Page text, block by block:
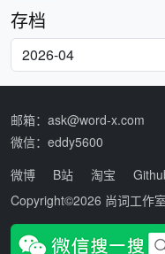
存档
邮箱：ask@word-x.com
微信：eddy5600
微博
B站 淘宝
Copyright©2026 尚词工作室